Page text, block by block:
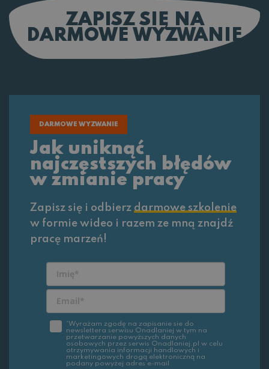
ZAPISZ SIĘ NA
DARMOWE WYZWANIE
DARMOWE WYZWANIE
Jak uniknąć
najczęstszych błędów
w zmianie pracy
Zapisz się i odbierz darmowe szkolenie
w formie wideo i razem ze mną znajdź
pracę marzeń!
*Wyrażam zgodę na zapisanie sie do
newslettera serwisu Onadlaniej w tym na
przetwarzanie powyższych danych
osobowych przez serwis Onadlaniej.pl w celu
otrzymywania informacji handlowych i
marketingowych drogą elektroniczną na
podany powyżej adres e-mail